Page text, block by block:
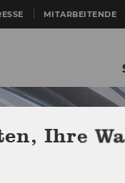
MITARBEITENDE
Ihre